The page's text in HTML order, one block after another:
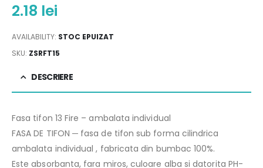
2.18 lei
AVAILABILITY: STOC EPUIZAT
SKU: ZSRFT15
DESCRIERE
Fasa tifon 13 Fire – ambalata individual
FASA DE TIFON ─ fasa de tifon sub forma cilindrica
ambalata individual , fabricata din bumbac 100%.
Este absorbanta, fara miros, culoare alba si datorita PH-